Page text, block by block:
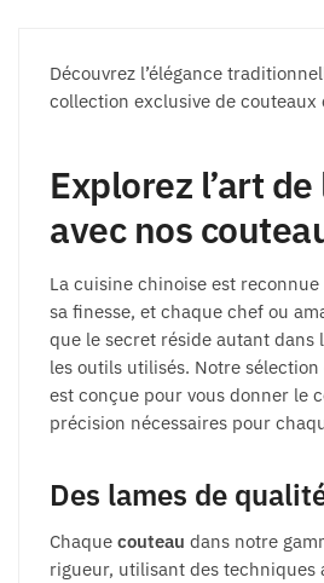
Découvrez l’élégance
collection exclusive de couteaux
Explorez l’art
avec nos
La cuisine chinoise est
sa finesse, et chaque chef ou
que le secret réside autant dans
les outils utilisés. Notre sélection
est conçue pour vous donner le
précision nécessaires pour
Des lames de
Chaque couteau dans notre
rigueur, utilisant des techniques